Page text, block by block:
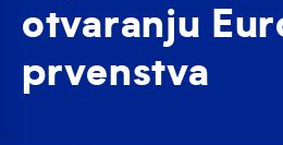
otvaranju
prvenstva